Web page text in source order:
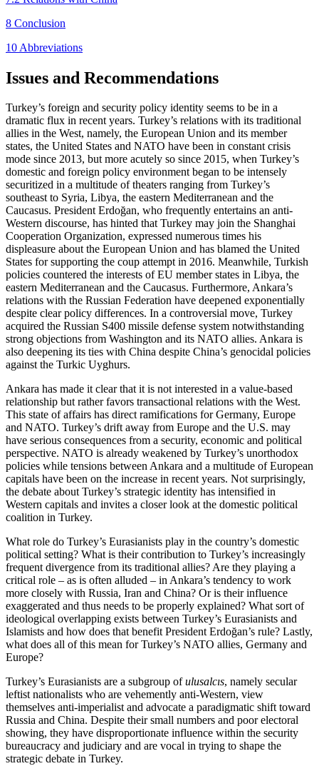
8 Conclusion
10 Abbreviations
Issues and Recommendations
Turkey’s foreign and security policy identity seems to be in a
dramatic flux in recent years. Turkey’s rela­tions with its traditional
allies in the West, namely, the European Union and its member
states, the United States and NATO have been in constant crisis
mode since 2013, but more acutely so since 2015, when Turkey’s
domestic and foreign policy environment began to be intensely
securitized in a multitude of theaters ranging from Turkey’s
southeast to Syria, Libya, the eastern Mediterranean and the
Caucasus. President Erdoğan, who frequently entertains an anti-
Western discourse, has hinted that Turkey may join the Shanghai
Cooperation Organization, expressed numerous times his
displeasure about the European Union and has blamed the United
States for supporting the coup attempt in 2016. Meanwhile, Turkish
policies countered the interests of EU member states in Libya, the
eastern Mediterranean and the Caucasus. Furthermore, Ankara’s
relations with the Russian Federation have deepened exponentially
despite clear policy differences. In a controversial move, Turkey
acquired the Russian S400 missile defense system not­withstanding
strong objections from Washington and its NATO allies. Ankara is
also deepening its ties with China despite China’s genocidal policies
against the Turkic Uyghurs.
Ankara has made it clear that it is not interested in a value-based
relationship but rather favors trans­actional relations with the West.
This state of affairs has direct ramifications for Germany, Europe
and NATO. Turkey’s drift away from Europe and the U.S. may
have serious consequences from a security, eco­nomic and political
perspective. NATO is already weakened by Turkey’s unorthodox
policies while ten­sions between Ankara and a multitude of Euro­pean
capitals have been on the increase in recent years. Not surprisingly,
the debate about Turkey’s strategic identity has intensified in
Western capitals and in­vites a closer look at the domestic political
coalition in Turkey.
What role do Turkey’s Eurasianists play in the country’s domestic
political setting? What is their con­tribution to Turkey’s increasingly
frequent diver­gence from its traditional allies? Are they playing a
critical role – as is often alluded – in Ankara’s ten­dency to work
more closely with Russia, Iran and China? Or is their influence
exaggerated and thus needs to be properly explained? What sort of
ideo­logical overlapping exists between Turkey’s Eurasian­ists and
Islamists and how does that benefit President Erdoğan’s rule? Lastly,
what does all of this mean for Turkey’s NATO allies, Germany and
Europe?
Turkey’s Eurasianists are a subgroup ofulusalcıs, namely secular
leftist nationalists who are vehemently anti-Western, view
themselves anti-imperialist and advocate a paradigmatic shift toward
Russia and China. Despite their small numbers and poor elec­toral
showing, they have disproportionate influence within the security
bureaucracy and judiciary and are vocal in trying to shape the
strategic debate in Turkey.